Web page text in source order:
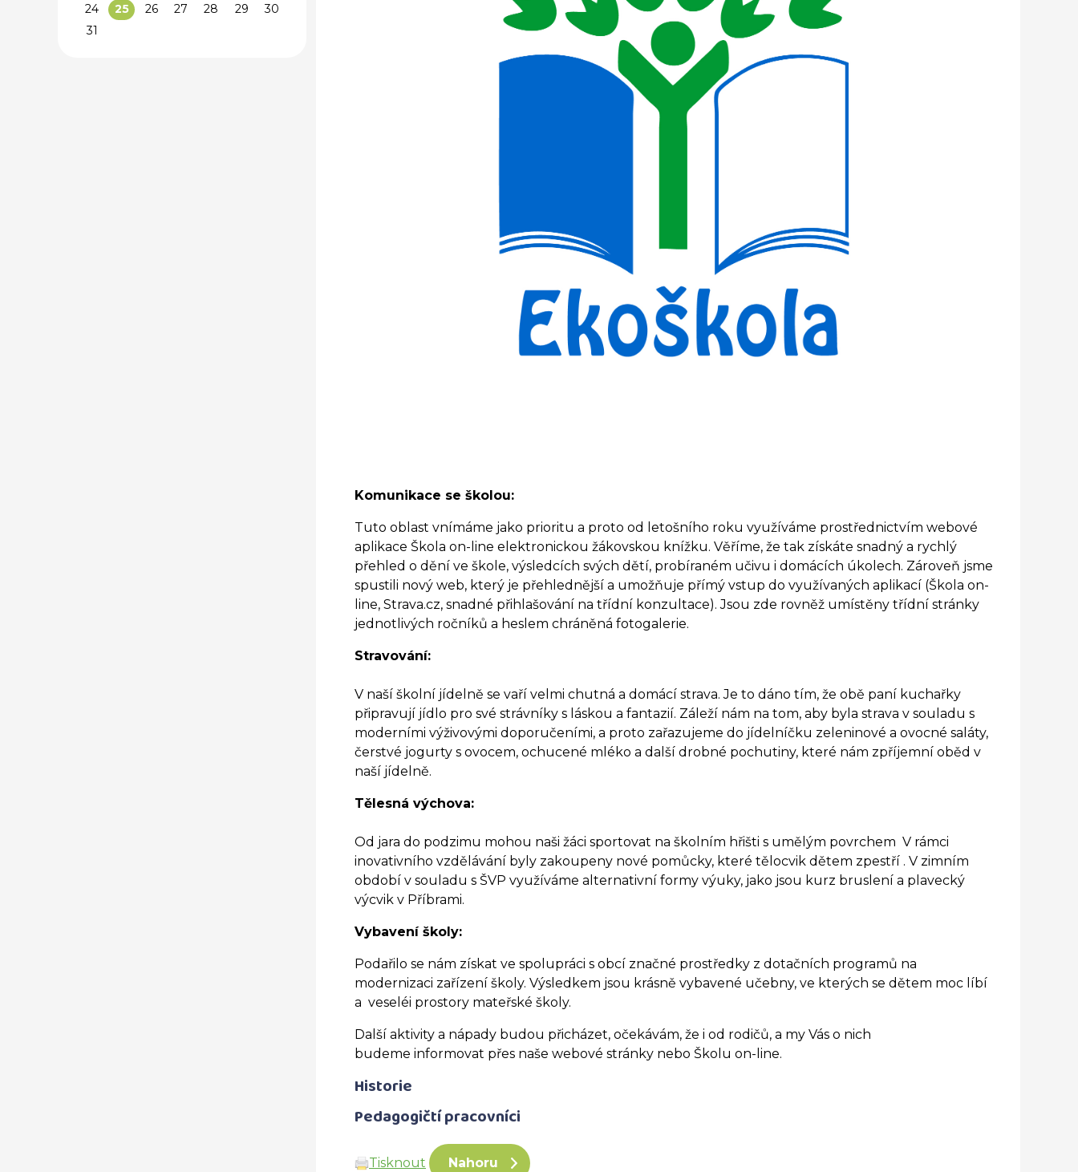
Komunikace se školou:
Tuto oblast vnímáme jako prioritu a proto od letošního roku využíváme prostřednictvím webové
aplikace Škola on-line elektronickou žákovskou knížku. Věříme, že tak získáte snadný a rychlý
přehled o dění ve škole, výsledcích svých dětí, probíraném učivu i domácích úkolech. Zároveň jsme
spustili nový web, který je přehlednější a umožňuje přímý vstup do využívaných aplikací (Škola on-
line, Strava.cz, snadné přihlašování na třídní konzultace). Jsou zde rovněž umístěny třídní stránky
jednotlivých ročníků a heslem chráněná fotogalerie.
Stravování:
V naší školní jídelně se vaří velmi chutná a domácí strava. Je to dáno tím, že obě paní kuchařky
připravují jídlo pro své strávníky s láskou a fantazií. Záleží nám na tom, aby byla strava v souladu s
moderními výživovými doporučeními, a proto zařazujeme do jídelníčku zeleninové a ovocné saláty,
čerstvé jogurty s ovocem, ochucené mléko a další drobné pochutiny, které nám zpříjemní oběd v
naší jídelně.
Tělesná výchova:
Od jara do podzimu mohou naši žáci sportovat na školním hřišti s umělým povrchem V rámci
inovativního vzdělávání byly zakoupeny nové pomůcky, které tělocvik dětem zpestří . V zimním
období v souladu s ŠVP využíváme alternativní formy výuky, jako jsou kurz bruslení a plavecký
výcvik v Příbrami.
Vybavení školy:
Podařilo se nám získat ve spolupráci s obcí značné prostředky z dotačních programů na
modernizaci zařízení školy. Výsledkem jsou krásně vybavené učebny, ve kterých se dětem moc líbí
a veseléi prostory mateřské školy.
Další aktivity a nápady budou přicházet, očekávám, že i od rodičů, a my Vás o nich
budeme informovat přes naše webové stránky nebo Školu on-line.
Historie
Pedagogičtí pracovníci
Tisknout Nahoru
24
25 26 27 28 29
30
31